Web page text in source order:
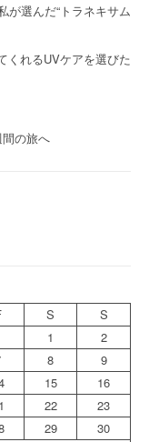
が選んだ“トラネキサム
くれるUVケアを選びた
の旅へ
S
S
1
2
8
9
15
16
22
23
29 30